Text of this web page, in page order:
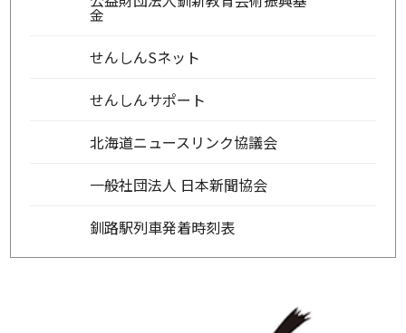
金
せんしんSネット
せんしんサポート
北海道ニュースリンク協議会
一般社団法人 日本新聞協会
釧路駅列車発着時刻表